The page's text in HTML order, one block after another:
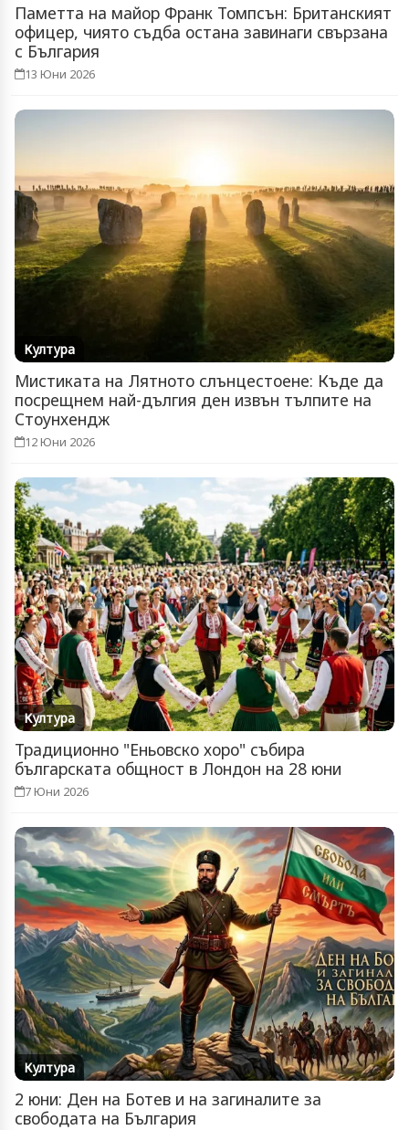
Паметта на майор Франк Томпсън: Британският
офицер, чиято съдба остана завинаги свързана
с България
13 Юни 2026
Култура
Мистиката на Лятното слънцестоене: Къде да
посрещнем най-дългия ден извън тълпите на
Стоунхендж
12 Юни 2026
Култура
Традиционно "Еньовско хоро" събира
българската общност в Лондон на 28 юни
7 Юни 2026
Култура
2 юни: Ден на Ботев и на загиналите за
свободата на България